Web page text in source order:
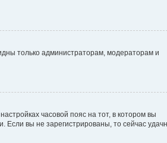
только администраторам, модераторам и
часовой пояс на тот, в котором вы
Если вы не зарегистрированы, то сейчас